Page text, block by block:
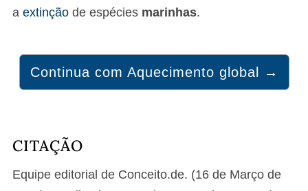
a extinção de espécies marinhas.
Continua com Aquecimento global →
CITAÇÃO
Equipe editorial de Conceito.de. (16 de Março de